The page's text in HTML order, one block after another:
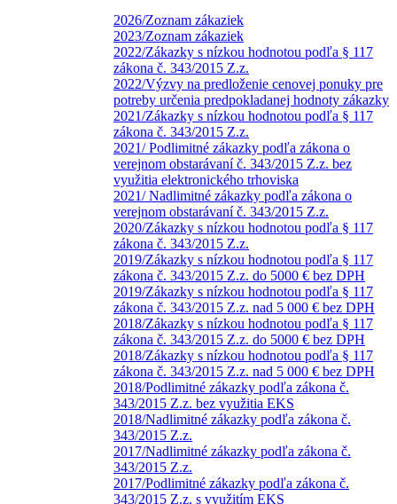
2026/Zoznam zákaziek
2023/Zoznam zákaziek
2022/Zákazky s nízkou hodnotou podľa § 117
zákona č. 343/2015 Z.z.
2022/Výzvy na predloženie cenovej ponuky pre
potreby určenia predpokladanej hodnoty zákazky
2021/Zákazky s nízkou hodnotou podľa § 117
zákona č. 343/2015 Z.z.
2021/ Podlimitné zákazky podľa zákona o
verejnom obstarávaní č. 343/2015 Z.z. bez
využitia elektronického trhoviska
2021/ Nadlimitné zákazky podľa zákona o
verejnom obstarávaní č. 343/2015 Z.z.
2020/Zákazky s nízkou hodnotou podľa § 117
zákona č. 343/2015 Z.z.
2019/Zákazky s nízkou hodnotou podľa § 117
zákona č. 343/2015 Z.z. do 5000 € bez DPH
2019/Zákazky s nízkou hodnotou podľa § 117
zákona č. 343/2015 Z.z. nad 5 000 € bez DPH
2018/Zákazky s nízkou hodnotou podľa § 117
zákona č. 343/2015 Z.z. do 5000 € bez DPH
2018/Zákazky s nízkou hodnotou podľa § 117
zákona č. 343/2015 Z.z. nad 5 000 € bez DPH
2018/Podlimitné zákazky podľa zákona č.
343/2015 Z.z. bez využitia EKS
2018/Nadlimitné zákazky podľa zákona č.
343/2015 Z.z.
2017/Nadlimitné zákazky podľa zákona č.
343/2015 Z.z.
2017/Podlimitné zákazky podľa zákona č.
343/2015 Z.z. s využitím EKS